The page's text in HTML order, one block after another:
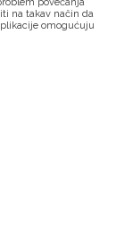
na takav način da
omogućuju